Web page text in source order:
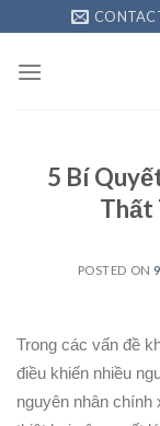
to
content
5 Bí
Thất
POSTED ON
Trong các vấn đề
điều khiến nhiều
nguyên nhân chính